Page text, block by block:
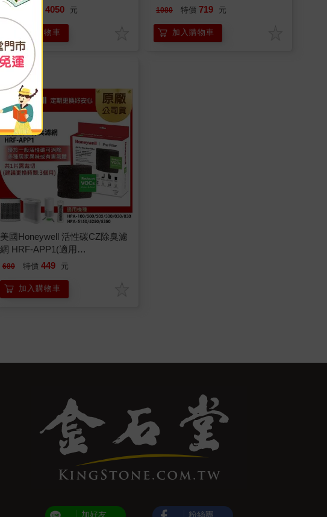
－600BTW）4050 元
加入購物車
HPA100/HPA5150/HPA5250/HPA5350)
1080 特價 719 元
加入購物車
美國Honeywell 活性碳CZ除臭濾
網 HRF-APP1(適用
HPA100/HPA5150/HPA5250/HPA5350/HPA030/HPA830)
680 特價 449 元
加入購物車
加好友 粉絲團